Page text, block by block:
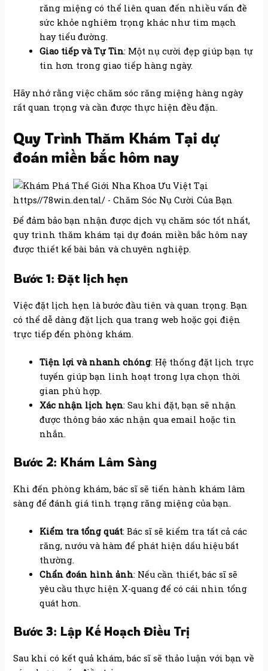
răng miệng có thể liên quan đến nhiều vấn đề
sức khỏe nghiêm trọng khác như tim mạch
hay tiểu đường.
Giao tiếp và Tự Tin: Một nụ cười đẹp giúp bạn tự
tin hơn trong giao tiếp hàng ngày.
Hãy nhớ rằng việc chăm sóc răng miệng hàng ngày
rất quan trọng và cần được thực hiện đều đặn.
Quy Trình Thăm Khám Tại dự
đoán miền bắc hôm nay
Để đảm bảo bạn nhận được dịch vụ chăm sóc tốt nhất,
quy trình thăm khám tại dự đoán miền bắc hôm nay
được thiết kế bài bản và chuyên nghiệp.
Bước 1: Đặt lịch hẹn
Việc đặt lịch hẹn là bước đầu tiên và quan trọng. Bạn
có thể dễ dàng đặt lịch qua trang web hoặc gọi điện
trực tiếp đến phòng khám.
Tiện lợi và nhanh chóng: Hệ thống đặt lịch trực
tuyến giúp bạn linh hoạt trong lựa chọn thời
gian phù hợp.
Xác nhận lịch hẹn: Sau khi đặt, bạn sẽ nhận
được thông báo xác nhận qua email hoặc tin
nhắn.
Bước 2: Khám Lâm Sàng
Khi đến phòng khám, bác sĩ sẽ tiến hành khám lâm
sàng để đánh giá tình trạng răng miệng của bạn.
Kiểm tra tổng quát: Bác sĩ sẽ kiểm tra tất cả các
răng, nướu và hàm để phát hiện dấu hiệu bất
thường.
Chẩn đoán hình ảnh: Nếu cần thiết, bác sĩ sẽ
yêu cầu thực hiện X-quang để có cái nhìn tổng
quát hơn.
Bước 3: Lập Kế Hoạch Điều Trị
Sau khi có kết quả khám, bác sĩ sẽ thảo luận với bạn về